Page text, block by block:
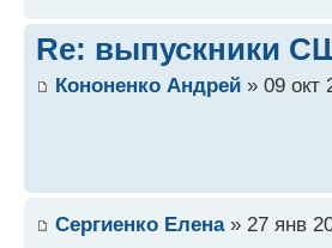
Re: выпускники
Кононенко Андрей » 09 окт
Сергиенко Елена» 27 янв